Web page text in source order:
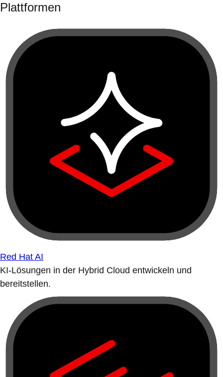
Plattformen
Red Hat AI
KI-Lösungen in der Hybrid Cloud entwickeln und
bereitstellen.